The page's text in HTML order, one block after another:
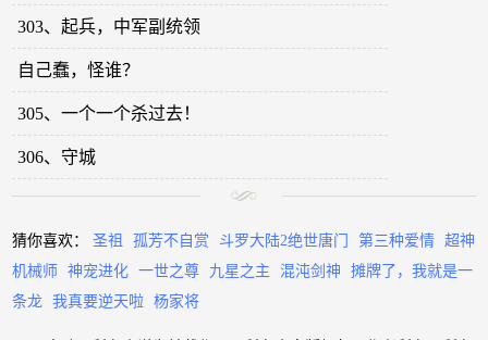
303、起兵，中军副统领
自己蠢，怪谁？
305、一个一个杀过去！
306、守城
猜你喜欢： 圣祖 孤芳不自赏 斗罗大陆2绝世唐门 第三种爱情
超神
机械师
神宠进化 一世之尊 九星之主 混沌剑神
摊牌了，我就是一
条龙
我真要逆天啦 杨家将